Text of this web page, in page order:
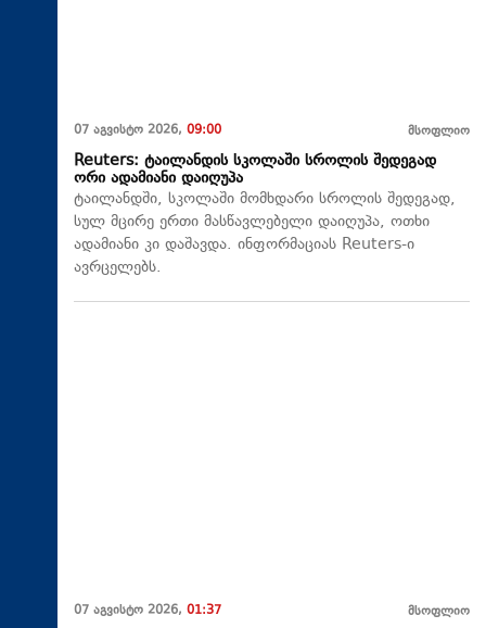
07 აგვისტო 2026, 09:00 მსოფლიო
Reuters: ტაილანდის სკოლაში სროლის შედეგად
ორი ადამიანი დაიღუპა
ტაილანდში, სკოლაში მომხდარი სროლის შედეგად,
სულ მცირე ერთი მასწავლებელი დაიღუპა, ოთხი
ადამიანი კი დაშავდა. ინფორმაციას Reuters-ი
ავრცელებს.
07 აგვისტო 2026, 01:37 მსოფლიო